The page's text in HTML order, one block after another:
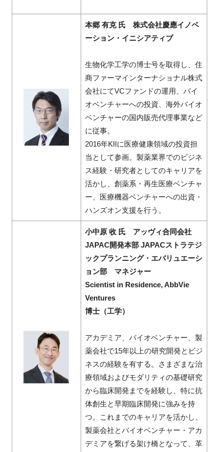
本郷 有克 氏 株式会社慶應イノベ
ーション・イニシアティブ
生物化学工学の博士号を取得し、住
商ファーマインターナショナル株式
会社にてVCファンドの運用、バイ
オベンチャーへの投資、海外バイオ
ベンチャーの国内販売代理事業など
に従事。
2016年KIIに医療健康領域の投資担
当として参画。製薬業界でのビジネ
ス経験・研究者としてのキャリアを
活かし、創薬系・再生医療ベンチャ
ー、医療機器ベンチャーへの出資・
ハンズオン支援を行う。
小中原 收 氏 アッヴィ合同会社
JAPAC開発本部 JAPACストラテジ
ックプランニング・エバリュエーシ
ョン部 マネジャー
Scientist in Residence, AbbVie
Ventures
博士（工学）
アカデミア、バイオベンチャー、製
薬会社で15年以上の研究開発とビジ
ネスの経験を有する。さまざまな治
療領域およびモダリティの基礎研究
から臨床開発までを経験し、特に抗
体創生と早期臨床開発に強みを持
つ。これまでのキャリアを活かし、
製薬会社とバイオベンチャー・アカ
デミアを繋げる架け橋となって、革